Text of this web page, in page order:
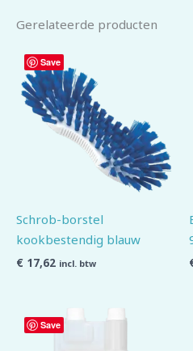
Gerelateerde producten
Save
Schrob-borstel
kookbestendig blauw
€ 17,62 incl. btw
Save